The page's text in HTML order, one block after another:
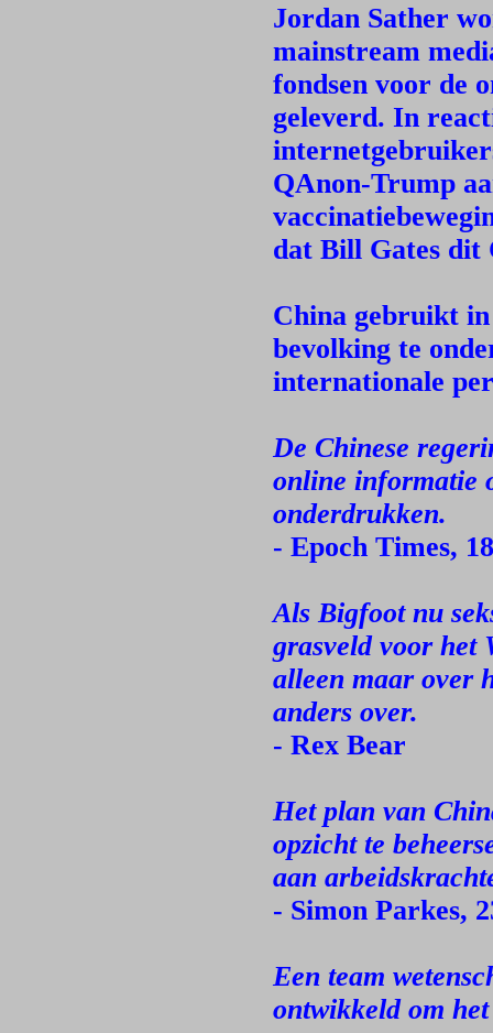
Jordan Sather
mainstream
fondsen voor de
geleverd. In
QAnon-Trump
dat Bill Gates dit
China gebruikt
bevolking te
internationale
De Chinese
online informatie
onderdrukken.
- Epoch Times,
Als Bigfoot nu
grasveld voor het
alleen maar over
anders over.
- Rex Bear
Het plan van
opzicht te
aan
- Simon Parkes,
Een team
ontwikkeld om